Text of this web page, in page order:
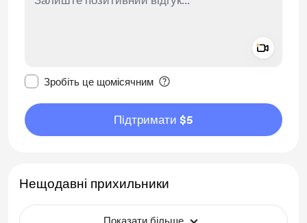
Зробіть це щомісячним
Підтримати $5
Нещодавні прихильники